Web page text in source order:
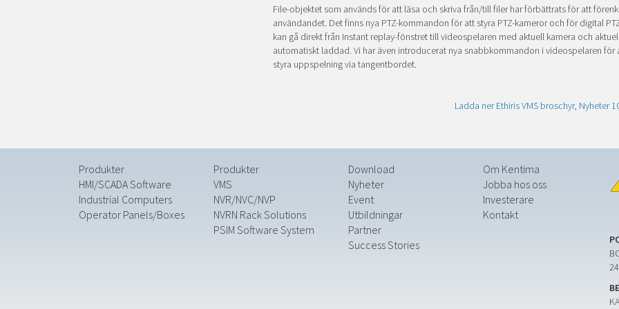
File-objektet som används för att läsa och skriva från/till filer har förbättrats för att
användandet. Det finns nya PTZ-kommandon för att styra PTZ-kameror och för digital
kan gå direkt från Instant replay-fönstret till videospelaren med aktuell kamera och
automatiskt laddad. Vi har även introducerat nya snabbkommandon i videospelaren för
styra uppspelning via tangentbordet.
Ladda ner Ethiris VMS broschyr, Nyheter
Produkter
HMI/SCADA Software
Industrial Computers
Operator Panels/Boxes
Produkter
VMS
NVR/NVC/NVP
NVRN Rack Solutions
PSIM Software System
Download
Nyheter
Event
Utbildningar
Partner
Success Stories
Om Kentima
Jobba hos oss
Investerare
Kontakt